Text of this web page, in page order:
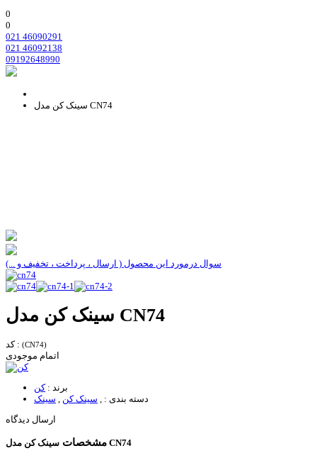
0
0
021 46090291
021 46092138
09192648990
سینک کن مدل CN74
سوال درمورد این محصول ( ارسال ، پرداخت ، تخفیف و ...)
سینک کن مدل CN74
کد : (CN74)
اتمام موجودی
برند :کن
دسته بندی :
سینک کن
سینک
ارسال دیدگاه
مشخصات سینک کن مدل CN74